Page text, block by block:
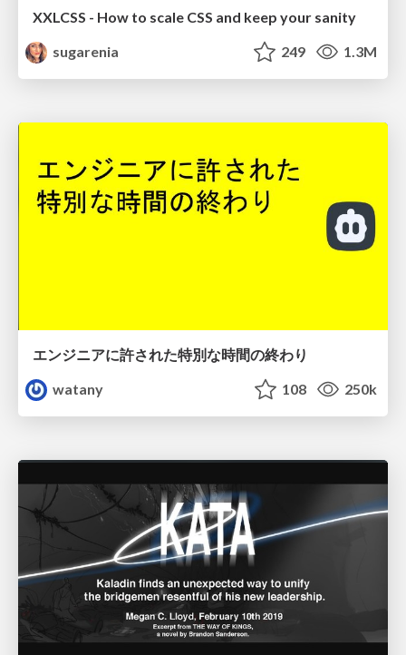
XXLCSS - How to scale CSS and keep your sanity
sugarenia
249 1.3M
エンジニアに許された特別な時間の終わり
watany
108 250k